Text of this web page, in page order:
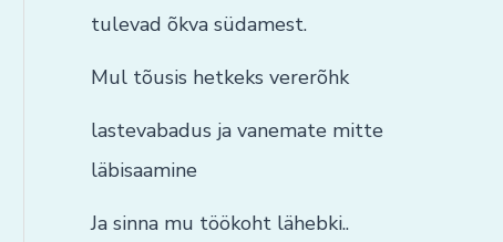
tulevad õkva südamest.
Mul tõusis hetkeks vererõhk
lastevabadus ja vanemate mitte
läbisaamine
Ja sinna mu töökoht lähebki..